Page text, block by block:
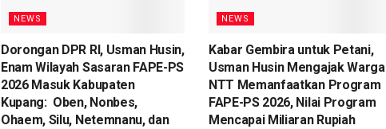
NEWS
Dorongan DPR RI, Usman Husin,
Enam Wilayah Sasaran FAPE-PS
2026 Masuk Kabupaten
Kupang: Oben, Nonbes,
Ohaem, Silu, Netemnanu, dan
NEWS
Kabar Gembira untuk Petani,
Usman Husin Mengajak Warga
NTT Memanfaatkan Program
FAPE-PS 2026, Nilai Program
Mencapai Miliaran Rupiah